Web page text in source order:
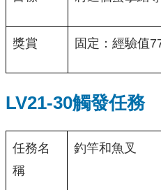
獎賞 固定：經驗值
LV21-30觸發任務
任務名
稱
釣竿和魚叉